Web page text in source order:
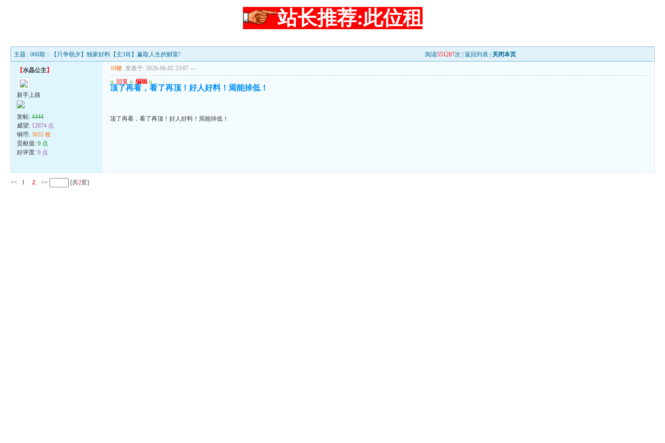
站长推荐:此位租
主题 : 060期：【只争朝夕】独家好料【主3肖】赢取人生的财富! 阅读551287次 |返回列表 关闭本页
【水晶公主】
新手上路
发帖:4444
威望: 12074 点
铜币:3655 枚
贡献值:0 点
好评度:0 点
10楼 发表于: 2026-06-02 23:07 ---
u 回复 u 编辑 u
顶了再看，看了再顶！好人好料！焉能掉低！
顶了再看，看了再顶！好人好料！焉能掉低！
<< 1 2 >> [共2页]